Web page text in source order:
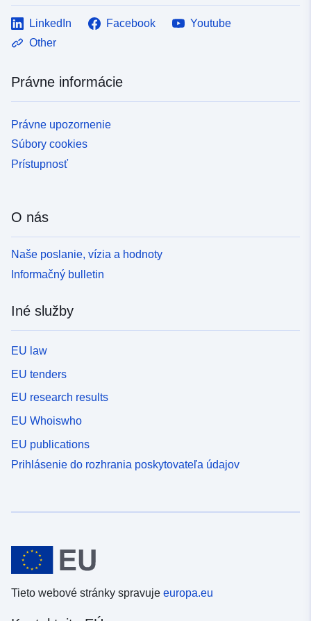
LinkedIn Facebook
Youtube
Other
Právne informácie
Právne upozornenie
Súbory cookies
Prístupnosť
O nás
Naše poslanie, vízia a hodnoty
Informačný bulletin
Iné služby
EU law
EU tenders
EU research results
EU Whoiswho
EU publications
Prihlásenie do rozhrania poskytovateľa údajov
Tieto webové stránky spravuje europa.eu